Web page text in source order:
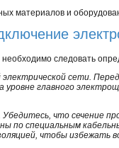
материалов и
следовать
сети.
главного
что сечение
по специальным
чтобы избежать